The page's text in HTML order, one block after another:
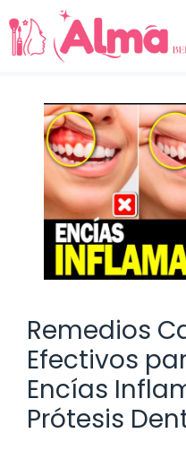
Saltar
al
contenido
Remedios
Efectivos
Encías
Prótesis